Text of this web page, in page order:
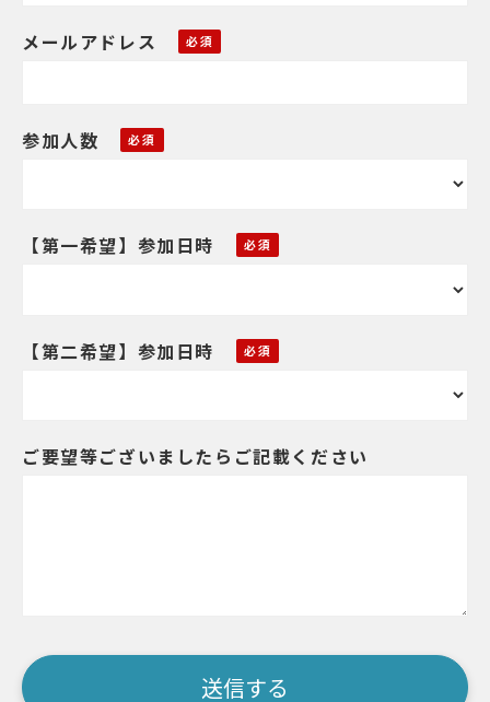
メールアドレス
参加人数
【第一希望】参加日時
【第二希望】参加日時
ご要望等ございましたらご記載ください